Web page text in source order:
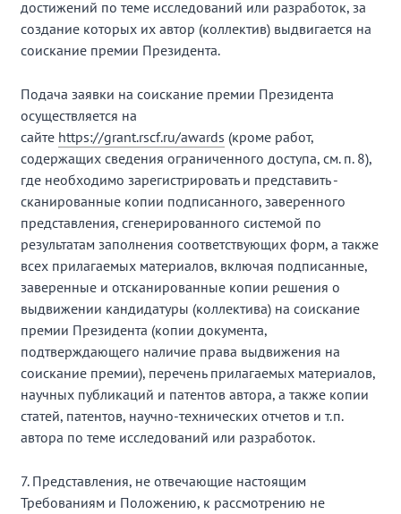
достижений по теме исследований или разработок, за
создание которых их автор (коллектив) выдвигается на
соискание премии Президента.
Подача заявки на соискание премии Президента
осуществляется на
сайте https://grant.rscf.ru/awards (кроме работ,
содержащих сведения ограниченного доступа, см. п. 8),
где необходимо зарегистрировать и представить -
сканированные копии подписанного, заверенного
представления, сгенерированного системой по
результатам заполнения соответствующих форм, а также
всех прилагаемых материалов, включая подписанные,
заверенные и отсканированные копии решения о
выдвижении кандидатуры (коллектива) на соискание
премии Президента (копии документа,
подтверждающего наличие права выдвижения на
соискание премии), перечень прилагаемых материалов,
научных публикаций и патентов автора, а также копии
статей, патентов, научно-технических отчетов и т.п.
автора по теме исследований или разработок.
7. Представления, не отвечающие настоящим
Требованиям и Положению, к рассмотрению не